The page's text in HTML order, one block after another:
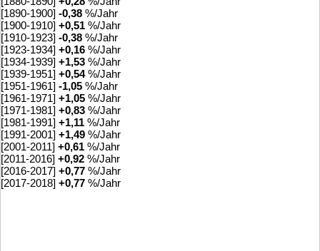
[1890-1900] -0,38 %/Jahr
[1900-1910] +0,51 %/Jahr
[1910-1923] -0,38 %/Jahr
[1923-1934] +0,16 %/Jahr
[1934-1939] +1,53 %/Jahr
[1939-1951] +0,54%/Jahr
[1951-1961] -1,05 %/Jahr
[1961-1971] +1,05 %/Jahr
[1971-1981] +0,83 %/Jahr
[1981-1991] +1,11 %/Jahr
[1991-2001] +1,49 %/Jahr
[2001-2011] +0,61 %/Jahr
[2011-2016] +0,92 %/Jahr
[2016-2017] +0,77 %/Jahr
[2017-2018] +0,77 %/Jahr